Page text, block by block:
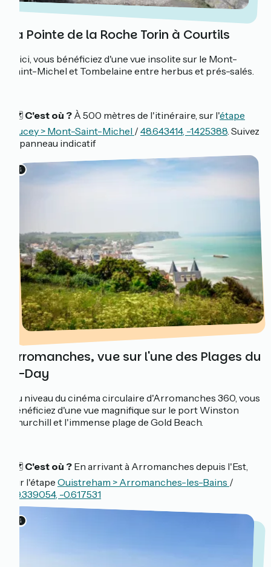
La Pointe de la Roche Torin à Courtils
D'ici, vous bénéficiez d'une vue insolite sur le Mont-
Saint-Michel et Tombelaine entre herbus et prés-salés.
🗺️ C'est où ? À 500 mètres de l'itinéraire, sur l'étape
Ducey > Mont-Saint-Michel / 48.643414, -1.425388. Suivez
le panneau indicatif
Arromanches, vue sur l'une des Plages du
D-Day
Au niveau du cinéma circulaire d'Arromanches 360, vous
bénéficiez d'une vue magnifique sur le port Winston
Churchill et l'immense plage de Gold Beach.
🗺️ C'est où ? En arrivant à Arromanches depuis l'Est,
sur l'étape Ouistreham > Arromanches-les-Bains /
49.339054, -0.617531